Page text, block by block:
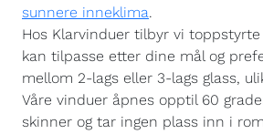
sunnere inneklima.
Hos Klarvinduer tilbyr vi
kan tilpasse etter dine mål og
mellom 2-lags eller 3-lags glass,
Våre vinduer åpnes opptil 60
skinner og tar ingen plass inn i